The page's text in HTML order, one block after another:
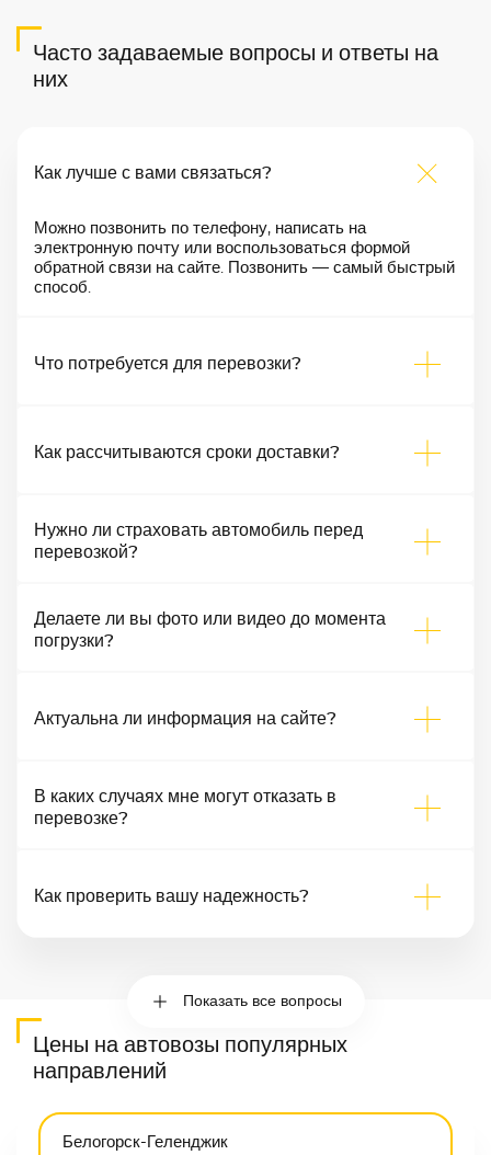
Часто задаваемые вопросы и ответы на
них
Как лучше с вами связаться?
Можно позвонить по телефону, написать на
электронную почту или воспользоваться формой
обратной связи на сайте. Позвонить — самый быстрый
способ.
Что потребуется для перевозки?
Как рассчитываются сроки доставки?
Нужно ли страховать автомобиль перед
перевозкой?
Делаете ли вы фото или видео до момента
погрузки?
Актуальна ли информация на сайте?
В каких случаях мне могут отказать в
перевозке?
Как проверить вашу надежность?
Показать все вопросы
Цены на автовозы популярных
направлений
Белогорск-Геленджик